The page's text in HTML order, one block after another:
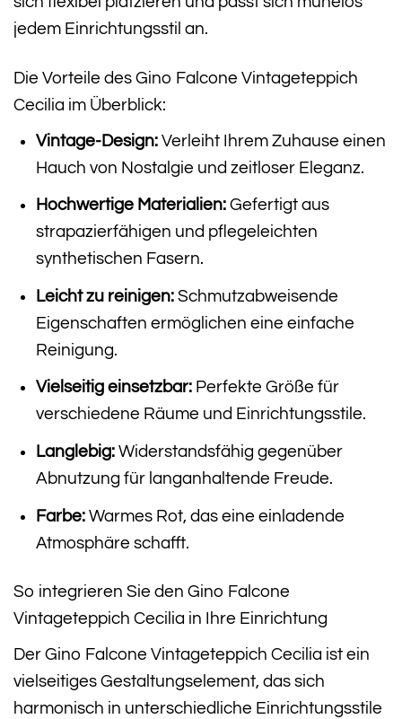
jedem Einrichtungsstil an.
Die Vorteile des Gino Falcone Vintageteppich
Cecilia im Überblick:
Vintage-Design:Verleiht Ihrem Zuhause einen
Hauch von Nostalgie und zeitloser Eleganz.
Hochwertige Materialien:Gefertigt aus
strapazierfähigen und pflegeleichten
synthetischen Fasern.
Leicht zu reinigen:Schmutzabweisende
Eigenschaften ermöglichen eine einfache
Reinigung.
Vielseitig einsetzbar:Perfekte Größe für
verschiedene Räume und Einrichtungsstile.
Langlebig:Widerstandsfähig gegenüber
Abnutzung für langanhaltende Freude.
Farbe:Warmes Rot, das eine einladende
Atmosphäre schafft.
So integrieren Sie den Gino Falcone
Vintageteppich Cecilia in Ihre Einrichtung
Der Gino Falcone Vintageteppich Cecilia ist ein
vielseitiges Gestaltungselement, das sich
harmonisch in unterschiedliche Einrichtungsstile